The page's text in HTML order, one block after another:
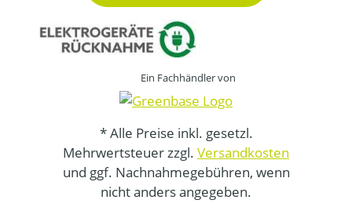
Ein Fachhändler von
* Alle Preise inkl. gesetzl.
Mehrwertsteuer zzgl. Versandkosten
und ggf. Nachnahmegebühren, wenn
nicht anders angegeben.